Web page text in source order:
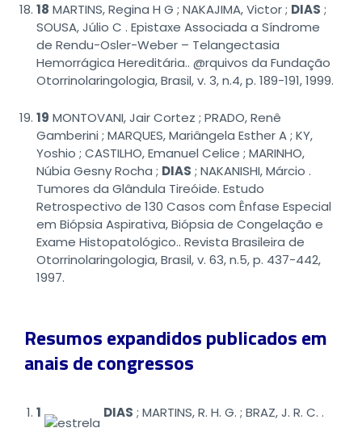
18 MARTINS, Regina H G ; NAKAJIMA, Victor ; DIAS ;
SOUSA, Júlio C . Epistaxe Associada a Síndrome
de Rendu-Osler-Weber – Telangectasia
Hemorrágica Hereditária.. @rquivos da Fundação
Otorrinolaringologia, Brasil, v. 3, n.4, p. 189-191, 1999.
19 MONTOVANI, Jair Cortez ; PRADO, Renê
Gamberini ; MARQUES, Mariângela Esther A ; KY,
Yoshio ; CASTILHO, Emanuel Celice ; MARINHO,
Núbia Gesny Rocha ; DIAS ; NAKANISHI, Márcio .
Tumores da Glândula Tireóide. Estudo
Retrospectivo de 130 Casos com Ênfase Especial
em Biópsia Aspirativa, Biópsia de Congelação e
Exame Histopatológico.. Revista Brasileira de
Otorrinolaringologia, Brasil, v. 63, n.5, p. 437-442,
1997.
Resumos expandidos publicados em
anais de congressos
1 DIAS ; MARTINS, R. H. G. ; BRAZ, J. R. C. .